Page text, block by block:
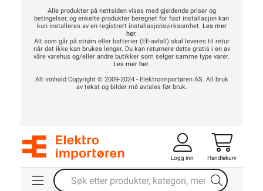
Alle produkter på nettsiden vises med gjeldende priser og
betingelser, og enkelte produkter beregnet for fast installasjon kan
kun installeres av en registrert installasjonsvirksomhet. Les mer
her.
Alt som går på strøm eller batterier (EE-avfall) skal leveres til retur
når det ikke kan brukes lenger. Du kan returnere dette gratis i en av
våre varehus og/eller andre butikker som selger samme type varer.
Les mer her.
Alt innhold Copyright © 2009-2024 - Elektroimportøren AS. All bruk
av tekst og bilder må avtales før bruk.
Logg inn Handlekurv